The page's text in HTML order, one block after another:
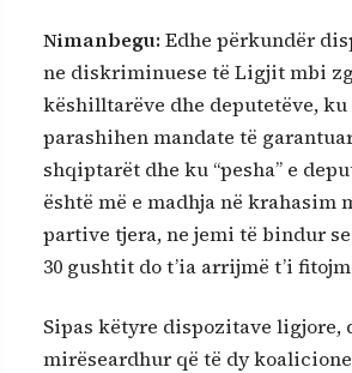
Nimanbegu: Edhe përkundër
ne diskriminuese të Ligjit mbi
këshilltarëve dhe deputetëve,
parashihen mandate të
shqiptarët dhe ku “pesha” e
është më e madhja në krahasim
partive tjera, ne jemi të bindur
30 gushtit do t’ia arrijmë t’i
Sipas këtyre dispozitave ligjore,
mirëseardhur që të dy